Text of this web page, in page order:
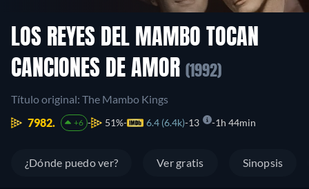
LOS REYES DEL MAMBO TOCAN
CANCIONES DE AMOR (1992)
Título original: The Mambo Kings
7982.
+6 51% 6.4 (6.4k) 13 1h 44min
¿Dónde puedo ver? Ver gratis Sinopsis